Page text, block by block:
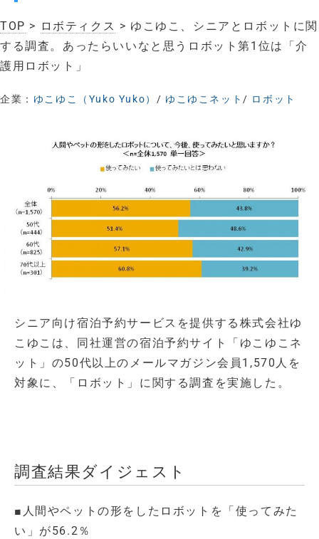
TOP > ロボティクス > ゆこゆこ、シニアとロボットに関
する調査。あったらいいなと思うロボット第1位は「介
護用ロボット」
企業： ゆこゆこ（Yuko Yuko） / ゆこゆこネット/ ロボット
シニア向け宿泊予約サービスを提供する株式会社ゆ
こゆこは、同社運営の宿泊予約サイト「ゆこゆこネ
ット」の50代以上のメールマガジン会員1,570人を
対象に、「ロボット」に関する調査を実施した。
調査結果ダイジェスト
■人間やペットの形をしたロボットを「使ってみた
い」が56.2％